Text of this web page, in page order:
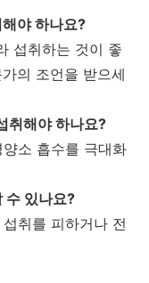
야 하나요?
섭취하는 것이 좋
의 조언을 받으세
취해야 하나요?
소 흡수를 극대화
수 있나요?
취를 피하거나 전